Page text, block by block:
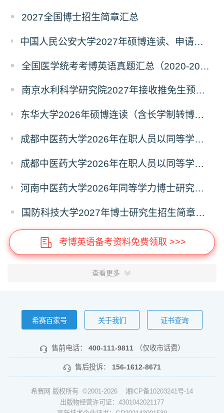
2027全国博士招生简章汇总
中国人民公安大学2027年硕博连读、申请考核、本科直博博士研究生招生报名事宜的通知
全国医学统考考博英语真题汇总（2020-2026年）
南京水利科学研究院2027年接收推免生预报名公告
东华大学2026年硕博连读（含长学制转博）博士研究生拟录取名单公示
成都中医药大学2026年在职人员以同等学力申请中西医结合博士学术学位招生章程
成都中医药大学2026年在职人员以同等学力申请中医博士专业学位招生章程
河南中医药大学2026年同等学力博士研究生招生拟进入复试人员名单公示
国防科技大学2027年博士研究生招生简章（预发版）
考博英语备考资料免费领取 >>>
查看更多
希赛百家号 关于我们 证书查询
售前电话： 400-111-9811 （仅收市话费）
售后投诉： 156-1612-8671
希赛网 版权所有 ©2001-2026 湘ICP备10203241号-14
出版物经营许可证：4301042021177